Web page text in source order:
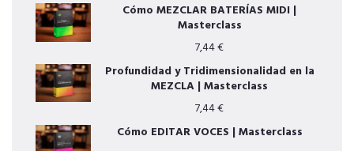
Cómo MEZCLAR BATERÍAS MIDI |
Masterclass
7,44€
Profundidad y Tridimensionalidad en la
MEZCLA | Masterclass
7,44€
Cómo EDITAR VOCES | Masterclass